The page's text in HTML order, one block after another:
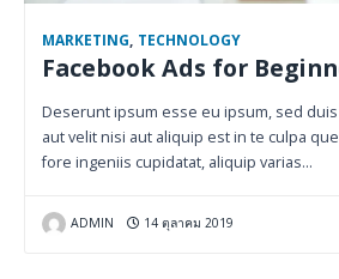
MARKETING TECHNOLOGY
Facebook Ads for
Deserunt ipsum esse eu ipsum, sed duis
aut velit nisi aut aliquip est in te culpa
fore ingeniis cupidatat, aliquip varias…
ADMIN 14 ตุลาคม 2019